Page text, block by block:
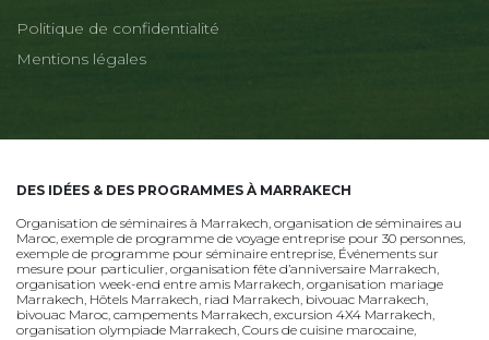
Politique de confidentialité
Mentions légales
DES IDÉES & DES PROGRAMMES À MARRAKECH
Organisation de séminaires à Marrakech, organisation de séminaires au
Maroc, exemple de programme de voyage entreprise pour 30 personnes,
exemple de programme pour séminaire entreprise, Événements sur
mesure pour particulier, organisation fête d’anniversaire Marrakech,
organisation week-end entre amis Marrakech, organisation mariage
Marrakech, Hôtels Marrakech, riad Marrakech, bivouac Marrakech,
bivouac Maroc, campements Marrakech, excursion 4X4 Marrakech,
organisation olympiade Marrakech, Cours de cuisine marocaine,